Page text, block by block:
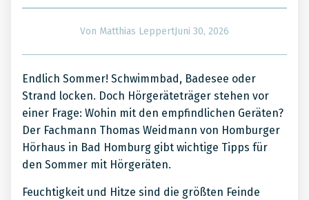
Von Matthias LeppertJuni 30, 2026
Endlich Sommer! Schwimmbad, Badesee oder
Strand locken. Doch Hörgeräteträger stehen vor
einer Frage: Wohin mit den empfindlichen Geräten?
Der Fachmann Thomas Weidmann von Homburger
Hörhaus in Bad Homburg gibt wichtige Tipps für
den Sommer mit Hörgeräten.
Feuchtigkeit und Hitze sind die größten Feinde